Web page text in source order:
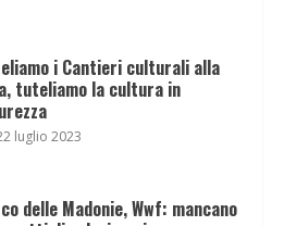
i Cantieri culturali alla
tuteliamo la cultura in
luglio 2023
delle Madonie, Wwf: mancano